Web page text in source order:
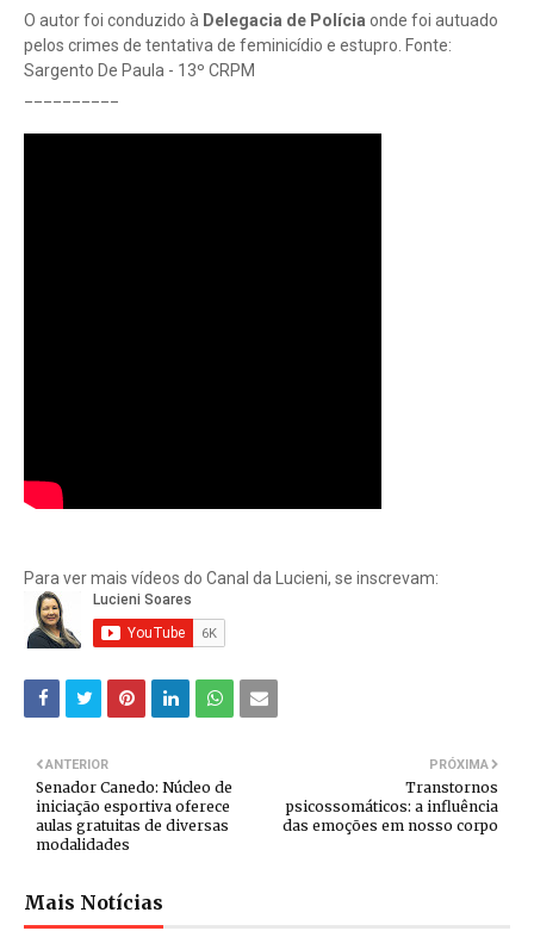
O autor foi conduzido à Delegacia de Polícia onde foi autuado
pelos crimes de tentativa de feminicídio e estupro. Fonte:
Sargento De Paula - 13º CRPM
Para ver mais vídeos do Canal da Lucieni, se inscrevam:
PRÓXIMA
Transtornos
psicossomáticos: a influência
das emoções em nosso corpo
ANTERIOR
Senador Canedo: Núcleo de
iniciação esportiva oferece
aulas gratuitas de diversas
modalidades
Mais Notícias